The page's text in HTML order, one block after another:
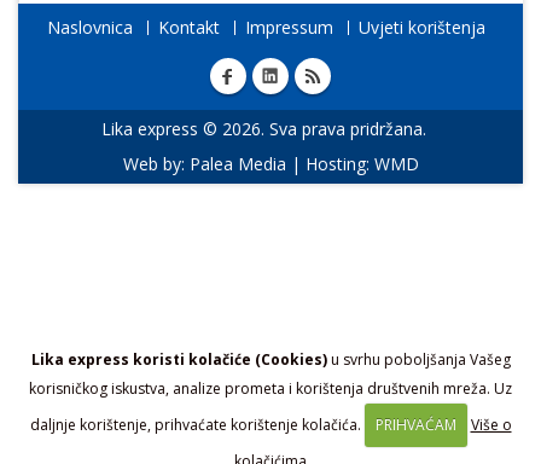
Lika express koristi kolačiće (Cookies)u svrhu poboljšanja Vašeg
korisničkog iskustva, analize prometa i korištenja društvenih mreža. Uz
daljnje korištenje, prihvaćate korištenje kolačića.
PRIHVAĆAM
Više o
Naslovnica Kontakt Impressum Uvjeti korištenja
Lika express © 2026. Sva prava pridržana.
Web by: Palea Media | Hosting: WMD